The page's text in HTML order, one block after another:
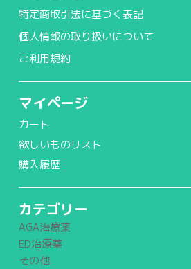
特定商取引法に基づく表記
個人情報の取り扱いについて
ご利用規約
マイページ
カート
欲しいものリスト
購入履歴
カテゴリー
AGA治療薬
ED治療薬
その他